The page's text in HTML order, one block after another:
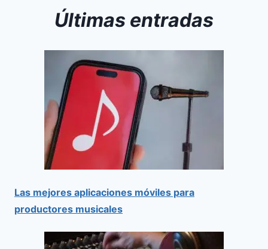
Últimas entradas
Las mejores aplicaciones móviles para
productores musicales